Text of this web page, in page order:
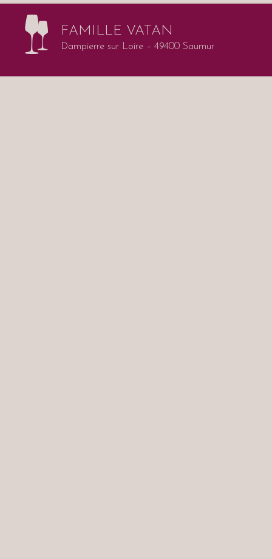
FAMILLE VATAN
Dampierre sur Loire – 49400 Saumur